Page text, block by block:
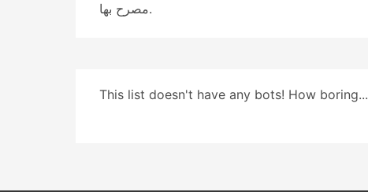
مصرح بها.
This list doesn't have any bots! How boring...